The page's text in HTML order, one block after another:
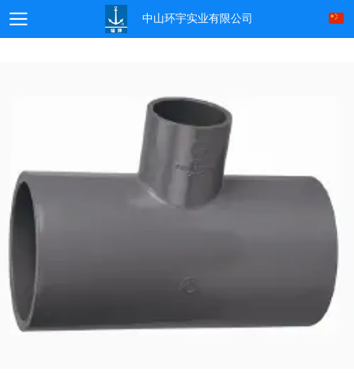
中山环宇实业有限公司